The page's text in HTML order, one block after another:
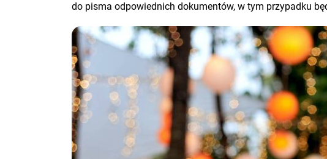
do pisma odpowiednich dokumentów, w tym przypadku